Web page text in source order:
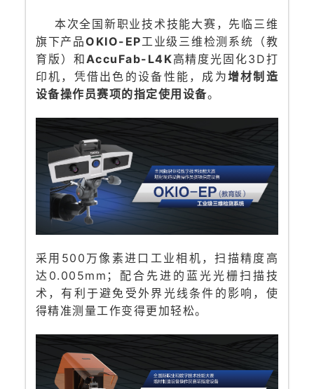
本次全国新职业技术技能大赛，先临三维
旗下产品OKIO-EP工业级三维检测系统（教
育版）和AccuFab-L4K高精度光固化3D打
印机，凭借出色的设备性能，成为增材制造
设备操作员赛项的指定使用设备。
采用500万像素进口工业相机，扫描精度高
达0.005mm；配合先进的蓝光光栅扫描技
术，有利于避免受外界光线条件的影响，使
得精准测量工作变得更加轻松。